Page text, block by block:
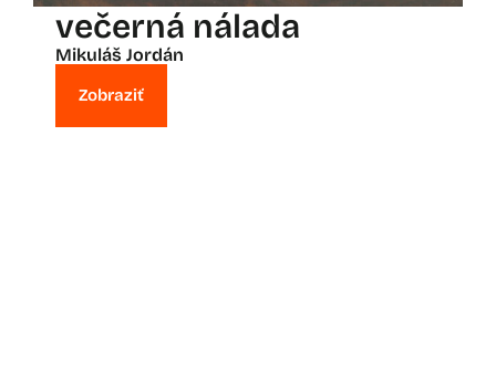
večerná nálada
Mikuláš Jordán
Zobraziť